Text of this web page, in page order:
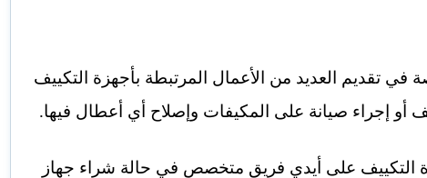
تقديم العديد من الأعمال المرتبطة بأجهزة التكييف
إجراء صيانة على المكيفات وإصلاح أي أعطال فيها.
التكييف على أيدي فريق متخصص في حالة شراء جهاز